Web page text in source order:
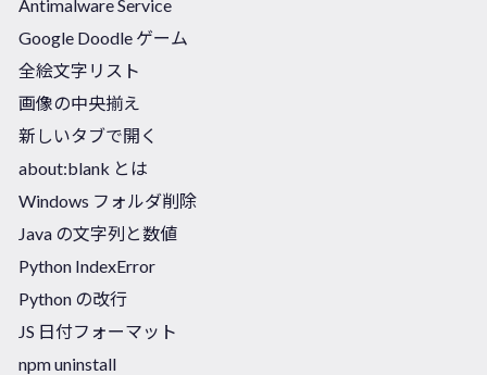
Antimalware Service
Google Doodle ゲーム
全絵文字リスト
画像の中央揃え
新しいタブで開く
about:blank とは
Windows フォルダ削除
Java の文字列と数値
Python IndexError
Python の改行
JS 日付フォーマット
npm uninstall